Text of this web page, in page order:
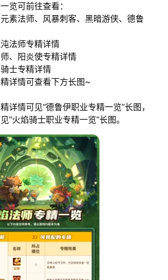
览可前往查看：
素法师、风暴刺客、黑暗游侠、德鲁
法师专精详情
、阳炎使专精详情
士专精详情
详情可查看下方长图~
详情可见“德鲁伊职业专精一览”长图，
“火焰骑士职业专精一览”长图。